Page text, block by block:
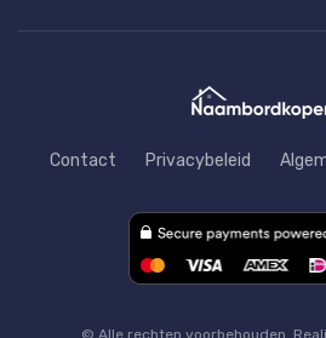
Contact Privacybeleid
© Alle rechten voorbehouden.